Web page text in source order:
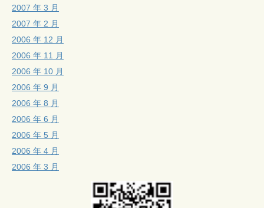
2007 年 3 月
2007 年 2 月
2006 年 12 月
2006 年 11 月
2006 年 10 月
2006 年 9 月
2006 年 8 月
2006 年 6 月
2006 年 5 月
2006 年 4 月
2006 年 3 月